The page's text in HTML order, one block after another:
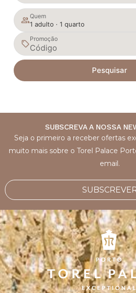
Quem
1 adulto · 1 quarto
Promoção
Pesquisar
SUBSCREVA A NOSSA
Seja o primeiro a receber ofertas
muito mais sobre o Torel Palace
email.